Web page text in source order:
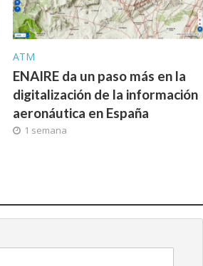
ATM
ENAIRE da un paso más en la
digitalización de la información
aeronáutica en España
1 semana